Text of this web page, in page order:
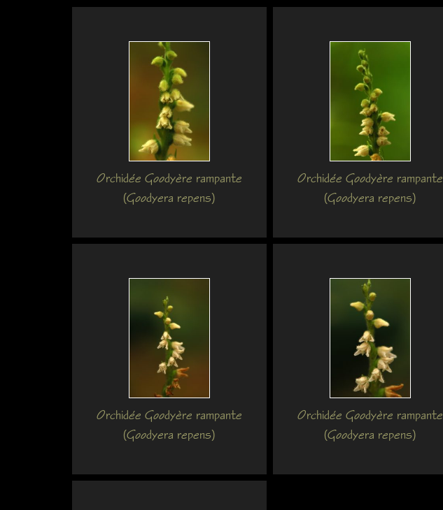
Orchidée Goodyère rampante
(Goodyera repens)
Orchidée Goodyère rampante
(Goodyera repens)
Orchidée Goodyère rampante
(Goodyera repens)
Orchidée Goodyère rampante
(Goodyera repens)